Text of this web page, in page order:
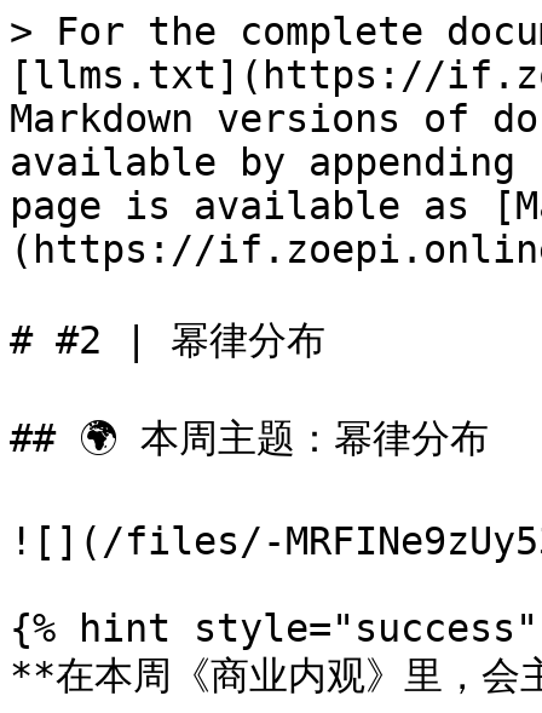
> For the complete
[llms.txt](https://
Markdown versions of
available by
page is available as
(https://if.zoepi.online/
# #2 | 幂律分布
## 🌍 本周主题：幂律分布
![](/files/-
{% hint style="success"
**在本周《商业内观》里，会